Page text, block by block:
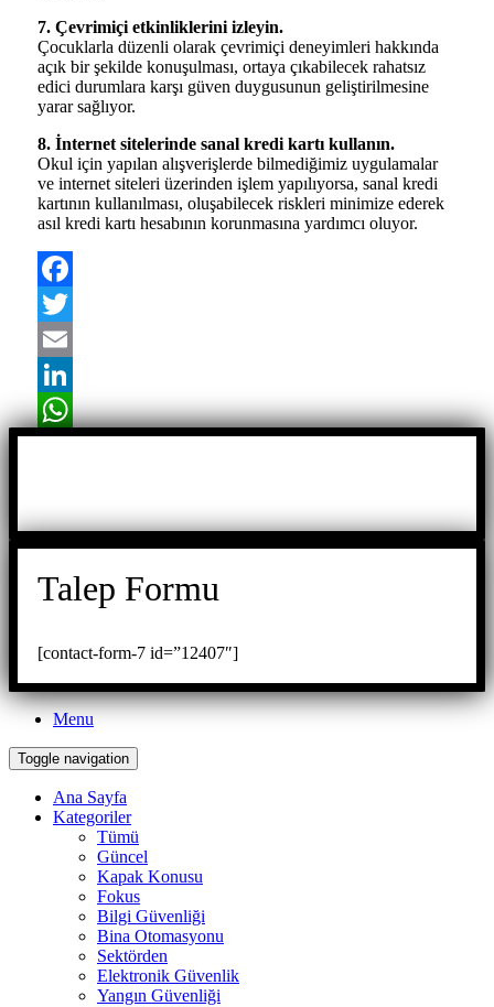
7. Çevrimiçi etkinliklerini izleyin.
Çocuklarla düzenli olarak çevrimiçi deneyimleri hakkında
açık bir şekilde konuşulması, ortaya çıkabilecek rahatsız
edici durumlara karşı güven duygusunun geliştirilmesine
yarar sağlıyor.
8. İnternet sitelerinde sanal kredi kartı kullanın.
Okul için yapılan alışverişlerde bilmediğimiz uygulamalar
ve internet siteleri üzerinden işlem yapılıyorsa, sanal kredi
kartının kullanılması, oluşabilecek riskleri minimize ederek
asıl kredi kartı hesabının korunmasına yardımcı oluyor.
Facebook
Twitter
Email
LinkedIn
Talep Formu
[contact-form-7 id=”12407″]
Menu
Toggle navigation
Ana Sayfa
Kategoriler
Tümü
Güncel
Kapak Konusu
Fokus
Bilgi Güvenliği
Bina Otomasyonu
Sektörden
Elektronik Güvenlik
Yangın Güvenliği